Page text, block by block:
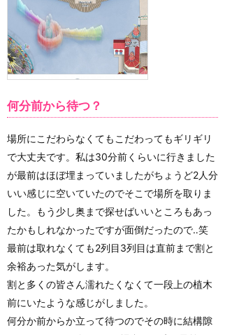
何分前から待つ？
場所にこだわらなくてもこだわってもギリギリ
で大丈夫です。私は30分前くらいに行きました
が最前はほぼ埋まっていましたがちょうど2人分
いい感じに空いていたのでそこで場所を取りま
した。もう少し奥まで探せばいいところもあっ
たかもしれなかったですが面倒だったので‥笑
最前は取れなくても2列目3列目は直前まで割と
余裕あった気がします。
割と多くの皆さん濡れたくなくて一段上の植木
前にいたような感じがしました。
何分か前からか立って待つのでその時に結構隙